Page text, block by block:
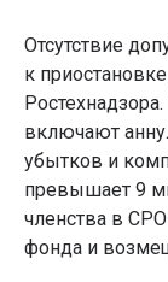
Отсутствие
к
включают
убытков и
превышает 9
членства в
фонда и